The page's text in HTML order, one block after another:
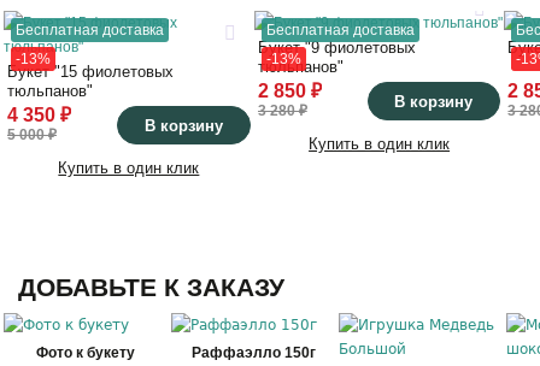
Бесплатная доставка
-13%
Букет "15 фиолетовых
тюльпанов"
4 350 ₽
5 000 ₽ В корзину
Купить в один клик
Бесплатная доставка
-13%
Букет "9 фиолетовых
тюльпанов"
2 850 ₽
3 280 ₽ В корзину
Купить в один клик
-
2
3
ДОБАВЬТЕ К ЗАКАЗУ
Фото к букету Раффаэлло 150г